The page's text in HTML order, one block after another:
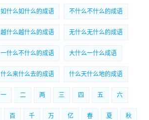
如什么如什么的成语 不什么不什么的成语
越什么越什么的成语 无什么无什么的成语
一什么不什么的成语 大什么一什么成语
什么来什么去的成语 什么天什么地的成语
一 二 两 三 四 五 六
百 千 万 亿 春 夏 秋